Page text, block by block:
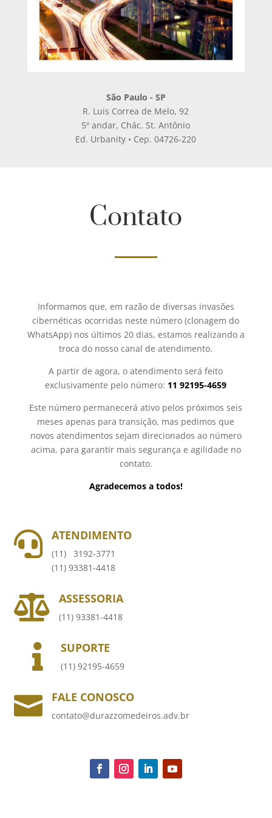
São Paulo - SP
R. Luis Correa de Melo, 92
5º andar, Chác. St. Antônio
Ed. Urbanity • Cep. 04726-220
Contato
Informamos que, em razão de diversas invasões
cibernéticas ocorridas neste número (clonagem do
WhatsApp) nos últimos 20 dias, estamos realizando a
troca do nosso canal de atendimento.
A partir de agora, o atendimento será feito
exclusivamente pelo número: 11 92195-4659
Este número permanecerá ativo pelos próximos seis
meses apenas para transição, mas pedimos que
novos atendimentos sejam direcionados ao número
acima, para garantir mais segurança e agilidade no
contato.
Agradecemos a todos!
 ATENDIMENTO
(11) 3192-3771
(11) 93381-4418
 ASSESSORIA
(11) 93381-4418
 SUPORTE
(11) 92195-4659
 FALE CONOSCO
contato@durazzomedeiros.adv.br